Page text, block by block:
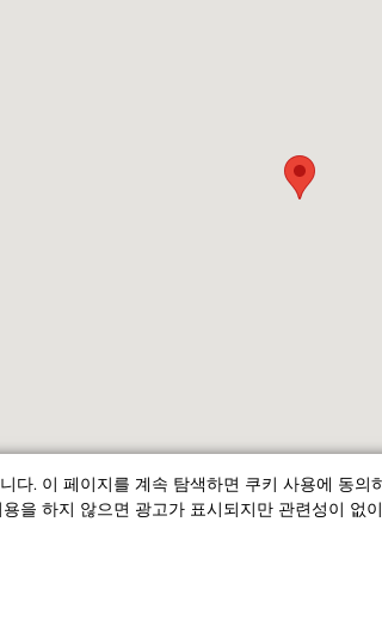
다. 이 페이지를 계속 탐색하면 쿠키 사용에 동의
을 하지 않으면 광고가 표시되지만 관련성이 없